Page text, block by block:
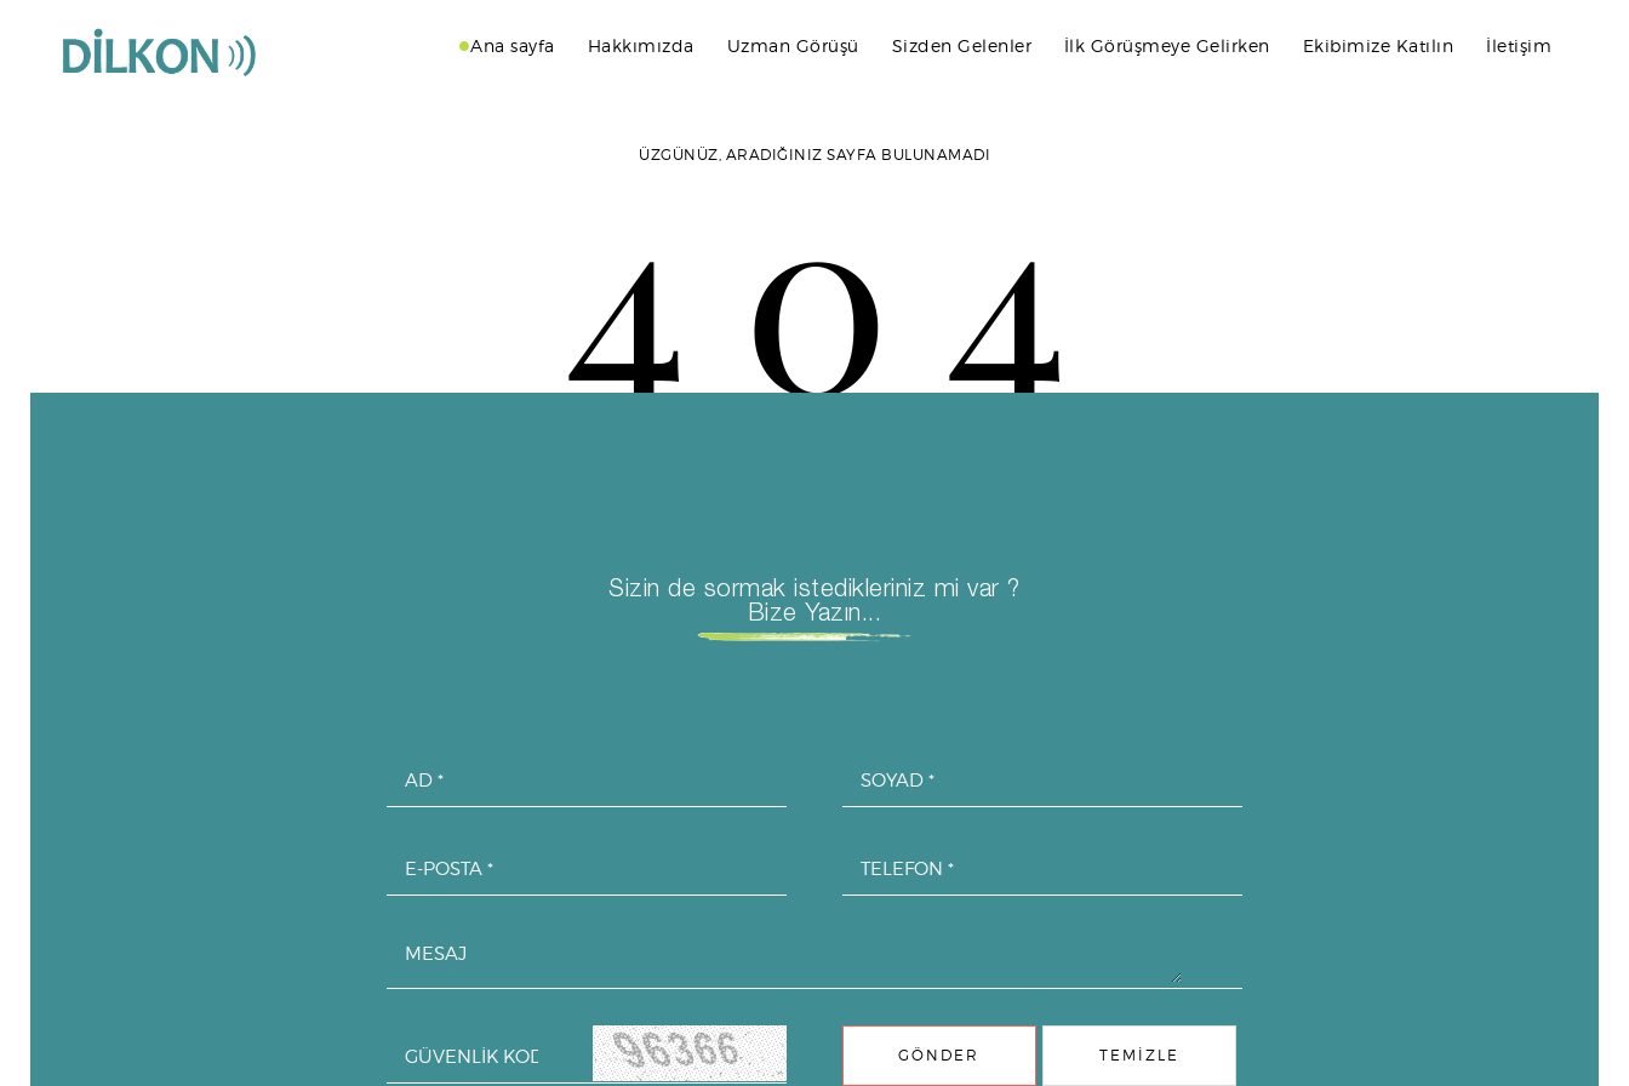
Ana sayfa Hakkımızda Uzman Görüşü Sizden Gelenler İlk Görüşmeye Gelirken Ekibimize Katılın İletişim
ÜZGÜNÜZ, ARADIĞINIZ SAYFA BULUNAMADI
Sizin de sormak istedikleriniz mi var ?
Bize Yazın...